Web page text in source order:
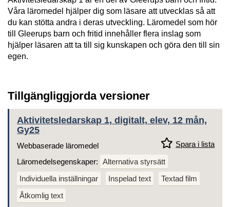
Våra läromedel hjälper dig som läsare att utvecklas så att
du kan stötta andra i deras utveckling. Läromedel som hör
till Gleerups barn och fritid innehåller flera inslag som
hjälper läsaren att ta till sig kunskapen och göra den till sin
egen.
Tillgängliggjorda versioner
Aktivitetsledarskap 1, digitalt, elev, 12 mån,
Gy25
Spara i lista
Webbaserade läromedel
Läromedelsegenskaper: Alternativa styrsätt
Individuella inställningar
Inspelad text
Textad film
Åtkomlig text